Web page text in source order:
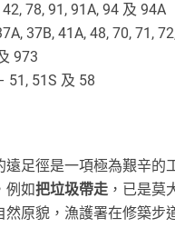
78, 91, 91A, 94 及 94A
37B, 41A, 48, 70, 71,
973
51, 51S 及 58
遠足徑是一項極為艱辛的
例如把垃圾帶走 ，已是莫
然原貌，漁護署在修築步